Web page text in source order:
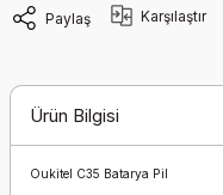
Paylaş Karşılaştır
Ürün Bilgisi
Oukitel C35 Batarya Pil